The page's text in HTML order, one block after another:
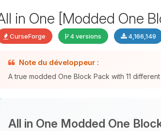
in One [Modded One
CurseForge 4 versions 4,166,149
Note du développeur :
A true modded One Block Pack with 11
All in One Modded One